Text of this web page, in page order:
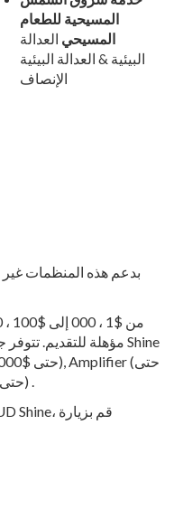
المسيحية للطعام
المسيحي العدالة
البيئية & العدالة البيئية
الإنصاف
$50,000) وTransformer (حتى $100,000) .
لمزيد من المعلومات حول برنامج SMUD Shine، قم بزيارة